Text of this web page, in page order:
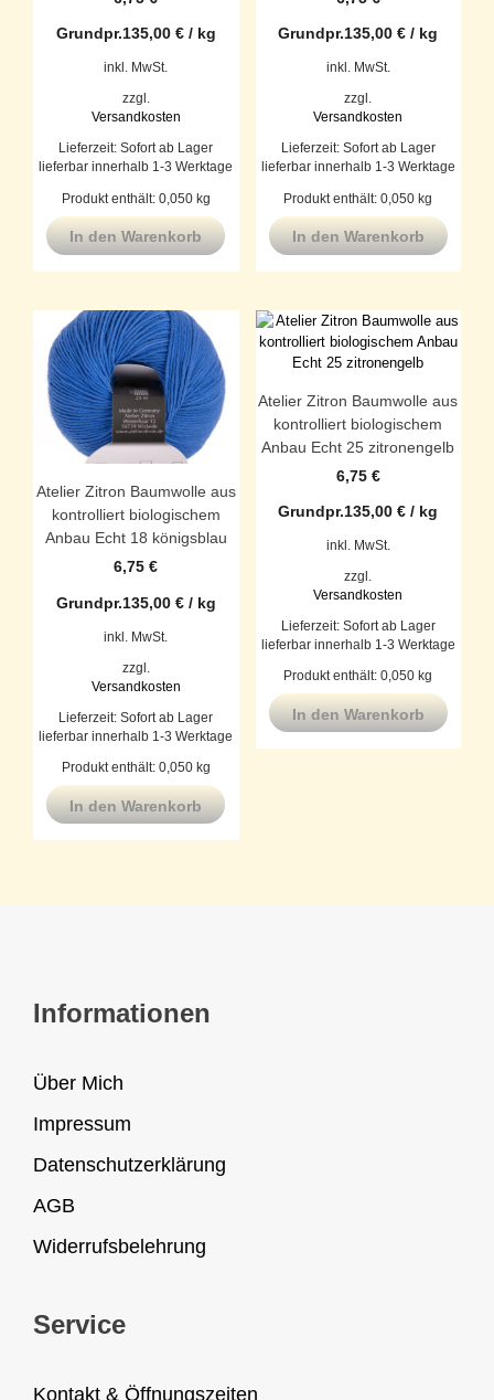
Grundpr.135,00 €/ kg
inkl. MwSt.
zzgl.
Versandkosten
Lieferzeit:Sofort ab Lager
lieferbar innerhalb 1-3 Werktage
Produkt enthält: 0,050 kg
In den Warenkorb
Grundpr.135,00€ / kg
inkl. MwSt.
zzgl.
Versandkosten
Lieferzeit: Sofort ab Lager
lieferbar innerhalb 1-3 Werktage
Produkt enthält: 0,050kg
In den Warenkorb
Atelier Zitron Baumwolle aus
kontrolliert biologischem
Anbau Echt 18 königsblau
6,75€
Grundpr.135,00 €/ kg
inkl. MwSt.
zzgl.
Versandkosten
Lieferzeit:Sofort ab Lager
lieferbar innerhalb 1-3 Werktage
Produkt enthält: 0,050 kg
In den Warenkorb
Atelier Zitron Baumwolle aus
kontrolliert biologischem
Anbau Echt 25 zitronengelb
6,75 €
Grundpr.135,00€ / kg
inkl. MwSt.
zzgl.
Versandkosten
Lieferzeit: Sofort ab Lager
lieferbar innerhalb 1-3 Werktage
Produkt enthält: 0,050 kg
In den Warenkorb
Informationen
Über Mich
Impressum
Datenschutzerklärung
AGB
Widerrufsbelehrung
Service
Kontakt & Öffnungszeiten